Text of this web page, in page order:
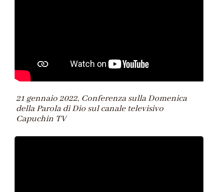
21 gennaio 2022, Conferenza sulla Domenica
della Parola di Dio sul canale televisivo
Capuchin TV